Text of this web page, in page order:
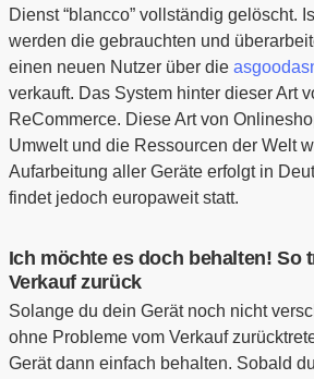
Dienst “blancco” vollständig gelöscht.
werden die gebrauchten und
einen neuen Nutzer über die
verkauft. Das System hinter dieser Art
ReCommerce. Diese Art von
Umwelt und die Ressourcen der Welt
Aufarbeitung aller Geräte erfolgt in
findet jedoch europaweit statt.
Ich möchte es doch behalten! So
Verkauf zurück
Solange du dein Gerät noch nicht
ohne Probleme vom Verkauf
Gerät dann einfach behalten. Sobald